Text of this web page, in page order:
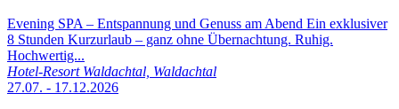
Evening SPA – Entspannung und Genuss am Abend Ein exklusiver
8 Stunden Kurzurlaub – ganz ohne Übernachtung. Ruhig.
Hochwertig...
Hotel-Resort Waldachtal, Waldachtal
27.07. - 17.12.2026